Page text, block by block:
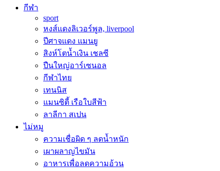
กีฬา
sport
หงส์แดงลิเวอร์พูล, liverpool
ปีศาจแดง แมนยู
สิงห์โตน้ำเงิน เชลซี
ปืนใหญ่อาร์เซนอล
กีฬาไทย
เทนนิส
แมนซิตี้ เรือใบสีฟ้า
ลาลีกา สเปน
ไม่หมู
ความเชื่อผิด ๆ ลดน้ำหนัก
เผาผลาญไขมัน
อาหารเพื่อลดความอ้วน